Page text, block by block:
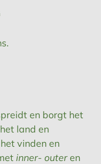
en borgt het
land en
vinden en
inner- outeren